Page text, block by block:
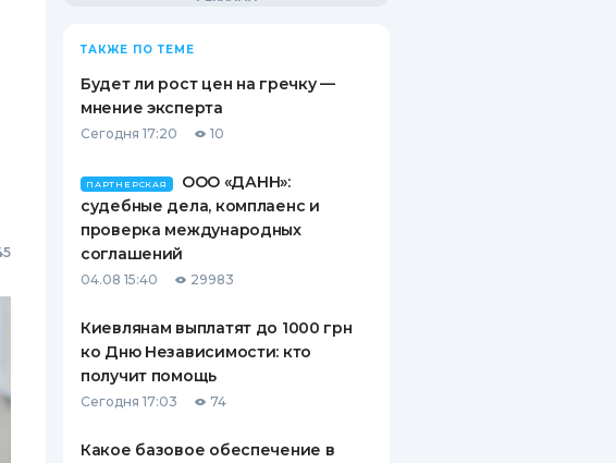
ТАКЖЕ ПО ТЕМЕ
Будет ли рост цен на гречку —
мнение эксперта
Сегодня 17:20 10
ПАРТНЕРСКАЯ
ООО «ДАНН»:
судебные дела, комплаенс и
проверка международных
соглашений
04.08 15:40 29983
Киевлянам выплатят до 1000 грн
ко Дню Независимости: кто
получит помощь
Сегодня 17:03 74
Какое базовое обеспечение в